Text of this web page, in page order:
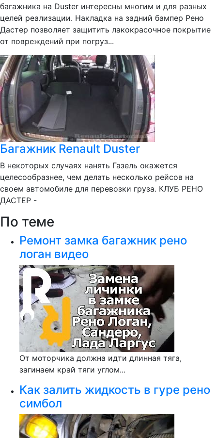
багажника на Duster интересны многим и для разных
целей реализации. Накладка на задний бампер Рено
Дастер позволяет защитить лакокрасочное покрытие
от повреждений при погруз...
Багажник Renault Duster
В некоторых случаях нанять Газель окажется
целесообразнее, чем делать несколько рейсов на
своем автомобиле для перевозки груза. КЛУБ РЕНО
ДАСТЕР -
По теме
Ремонт замка багажник рено
логан видео
От моторчика должна идти длинная тяга,
загинаем край тяги углом...
Как залить жидкость в гуре рено
симбол